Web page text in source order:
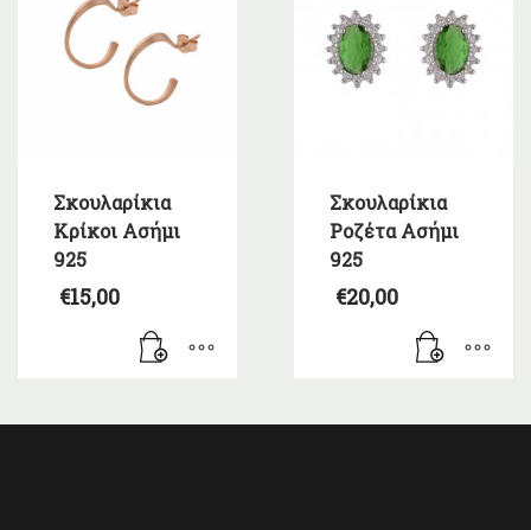
Σκουλαρίκια
Κρίκοι Ασήμι
925
€15,00
Σκουλαρίκια
Ροζέτα Ασήμι
925
€20,00